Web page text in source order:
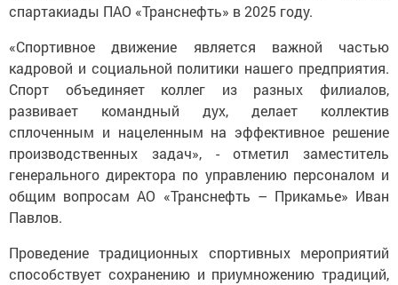
спартакиады ПАО «Транснефть» в 2025 году.
«Спортивное движение является важной частью
кадровой и социальной политики нашего предприятия.
Спорт объединяет коллег из разных филиалов,
развивает командный дух, делает коллектив
сплоченным и нацеленным на эффективное решение
производственных задач», - отметил заместитель
генерального директора по управлению персоналом и
общим вопросам АО «Транснефть – Прикамье» Иван
Павлов.
Проведение традиционных спортивных мероприятий
способствует сохранению и приумножению традиций,